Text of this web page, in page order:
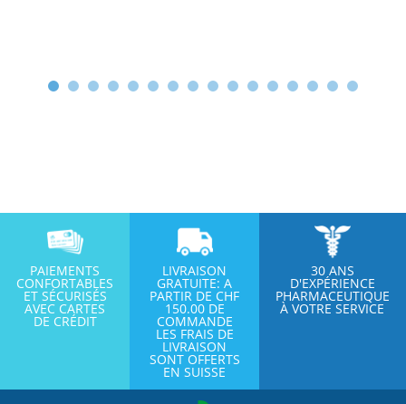
PAIEMENTS
CONFORTABLES
ET SÉCURISÉS
AVEC CARTES
DE CRÉDIT
LIVRAISON
GRATUITE: A
PARTIR DE CHF
150.00 DE
COMMANDE
LES FRAIS DE
LIVRAISON
SONT OFFERTS
EN SUISSE
30 ANS
D'EXPÉRIENCE
PHARMACEUTIQUE
À VOTRE SERVICE